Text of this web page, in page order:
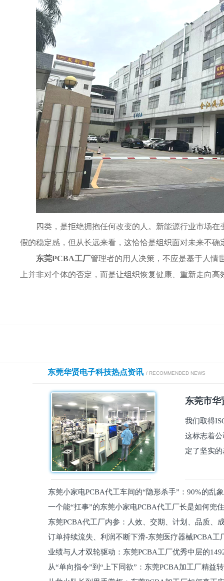
四类，是拒绝拥抱任何改变的人。新能源行业市场
假的稳定感，但从长远来看，这恰恰是组织面对未来不
东莞PCBA工厂管理者的用人决策，不应是基于人情
上并非对个体的否定，而是让组织恢复健康、重新走向
东莞华贤电子科技热点资讯 / RECOMMENDED NEWS
东莞市华
我们取得
这标志着
定了坚实
东莞小家电PCBA代工车间的“隐形杀手”：90%的乱
员工一个能“扛事”的东莞小家电PCBA代工厂长是如何兜
东莞PCBA代工厂内参：人效、交期、计划、品质
维锁客法则
订单持续流失、利润不断下滑-东莞医疗器械PCBA工
理死穴必须堵住
业绩与人才双轮驱动：东莞PCBA工厂优秀中层的
从“单向指令”到“上下同欲”：东莞PCBA加工厂精益